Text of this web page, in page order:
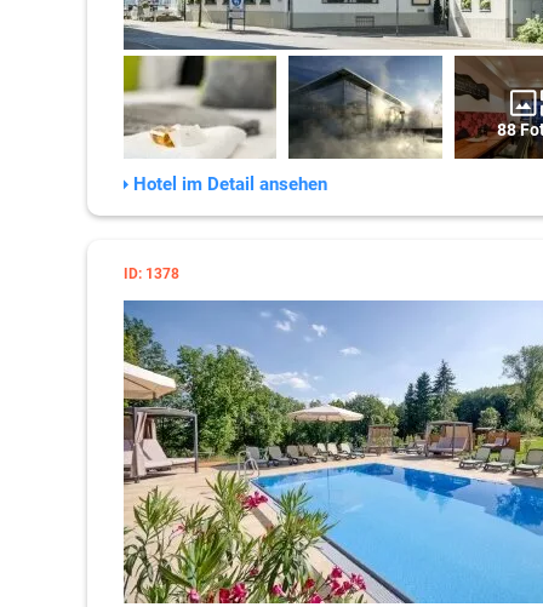
88
Hotel im Detail ansehen
ID: 1378